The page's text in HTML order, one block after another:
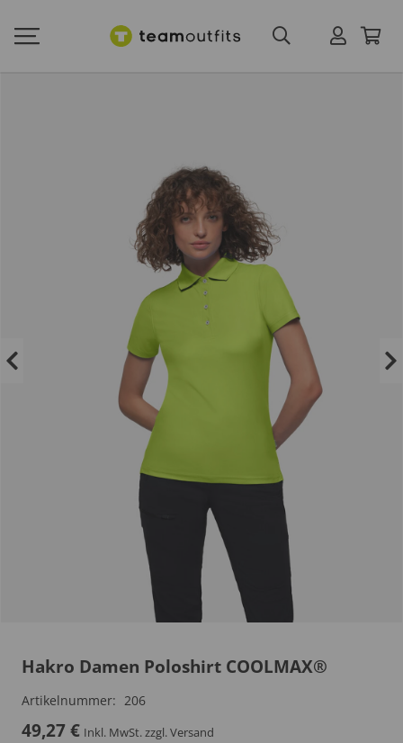
Hakro Damen Poloshirt COOLMAX®
Artikelnummer: 206
49,27€ Inkl. MwSt.zzgl. Versand